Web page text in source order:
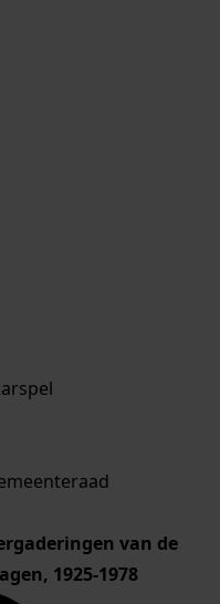
van de
1925-1978